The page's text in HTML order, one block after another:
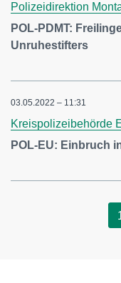
Polizeidirektion
POL-PDMT:
Unruhestifters
03.05.2022 – 11:31
Kreispolizeibehörde
POL-EU: Einbruch